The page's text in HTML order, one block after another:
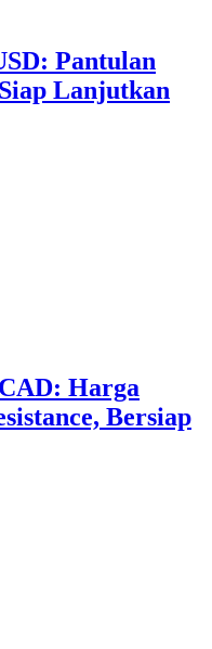
Pantulan
Lanjutkan
Harga
Bersiap